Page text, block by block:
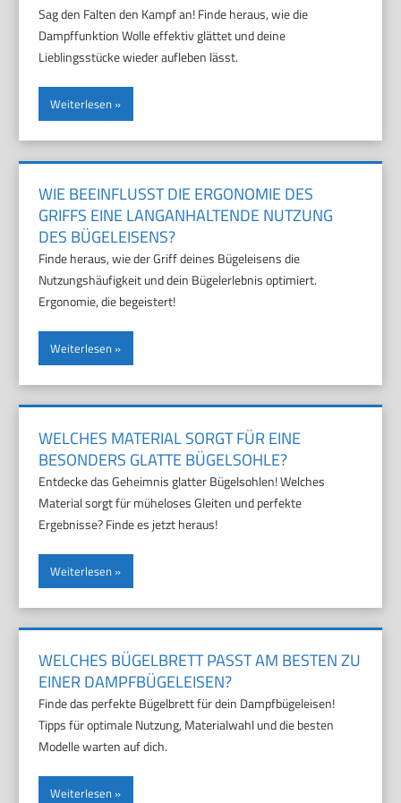
Sag den Falten den Kampf an! Finde heraus, wie die
Dampffunktion Wolle effektiv glättet und deine
Lieblingsstücke wieder aufleben lässt.
Weiterlesen
WIE BEEINFLUSST DIE ERGONOMIE DES
GRIFFS EINE LANGANHALTENDE NUTZUNG
DES BÜGELEISENS?
Finde heraus, wie der Griff deines Bügeleisens die
Nutzungshäufigkeit und dein Bügelerlebnis optimiert.
Ergonomie, die begeistert!
Weiterlesen
WELCHES MATERIAL SORGT FÜR EINE
BESONDERS GLATTE BÜGELSOHLE?
Entdecke das Geheimnis glatter Bügelsohlen! Welches
Material sorgt für müheloses Gleiten und perfekte
Ergebnisse? Finde es jetzt heraus!
Weiterlesen
WELCHES BÜGELBRETT PASST AM BESTEN ZU
EINER DAMPFBÜGELEISEN?
Finde das perfekte Bügelbrett für dein Dampfbügeleisen!
Tipps für optimale Nutzung, Materialwahl und die besten
Modelle warten auf dich.
Weiterlesen